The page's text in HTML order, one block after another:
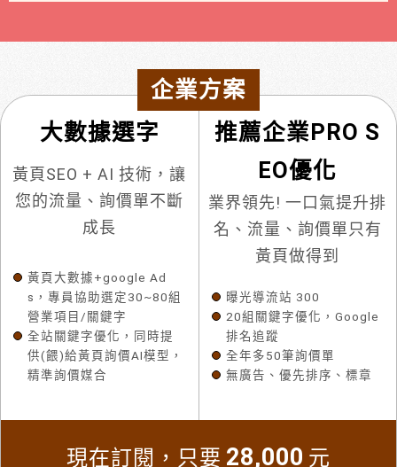
企業方案
大數據選字
黃頁SEO + AI 技術，讓
您的流量、詢價單不斷
成長
黃頁大數據+google Ad
s，專員協助選定30~80組
營業項目/關鍵字
全站關鍵字優化，同時提
供(餵)給黃頁詢價AI模型，
精準詢價媒合
推薦企業PRO S
EO優化
業界領先! 一口氣提升排
名、流量、詢價單只有
黃頁做得到
曝光導流站 300
20組關鍵字優化，Google
排名追蹤
全年多50筆詢價單
無廣告、優先排序、標章
現在訂閱，只要 28,000 元